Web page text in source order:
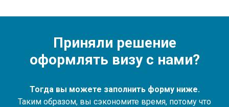
Приняли решение
оформлять визу с нами?
Тогда вы можете заполнить форму ниже.
Таким образом, вы сэкономите время, потому что